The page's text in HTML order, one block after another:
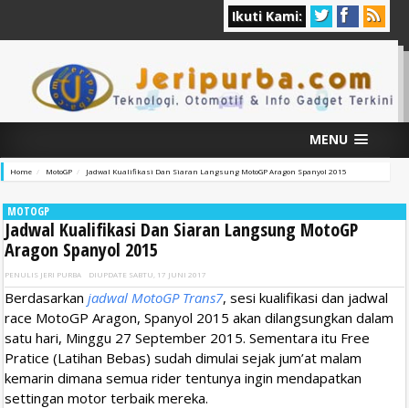
Ikuti Kami:
MENU
Home MotoGP Jadwal Kualifikasi Dan Siaran Langsung MotoGP Aragon Spanyol 2015
MOTOGP
Jadwal Kualifikasi Dan Siaran Langsung MotoGP
Aragon Spanyol 2015
PENULIS JERI PURBA DIUPDATE SABTU, 17 JUNI 2017
Berdasarkan jadwal MotoGP Trans7, sesi kualifikasi dan jadwal
race MotoGP Aragon, Spanyol 2015 akan dilangsungkan dalam
satu hari, Minggu 27 September 2015. Sementara itu Free
Pratice (Latihan Bebas) sudah dimulai sejak jum’at malam
kemarin dimana semua rider tentunya ingin mendapatkan
settingan motor terbaik mereka.